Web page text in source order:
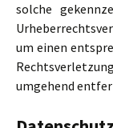
solche
um einen
umgehend